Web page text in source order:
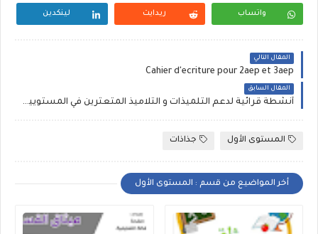
واتساب ريدايت لينكدين
المقال التالي
Cahier d'ecriture pour 2aep et 3aep
المقال السابق
أنشطة قرائية لدعم التلميذات و التلاميذ المتعثرين في المستويين الأول والثاني
المستوى الأول جذاذات
أخر المواضيع من قسم : المستوى الأول